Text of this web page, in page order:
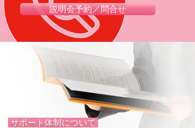
説明会予約／問合せ
サポート体制について